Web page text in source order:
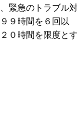
緊急のトラブル
９時間を６回以
０時間を限度とす